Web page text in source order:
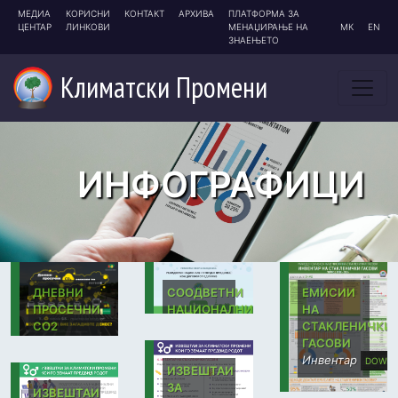
МЕДИА
ЦЕНТАР
КОРИСНИ
ЛИНКОВИ
КОНТАКТ АРХИВА
ПЛАТФОРМА ЗА
МЕНАЏИРАЊЕ НА
ЗНАЕЊЕТО
МК EN
Климатски Промени
ИНФОГРАФИЦИ
ДНЕВНИ
ПРОСЕЧНИ
СО2
ПО
ПАТНИК
Колку
ИЗВЕШТАИ
СООДВЕТНИ
НАЦИОНАЛНИ
ЗА
КЛИМАТСКИ
ПРОМЕНИ
(I)NDC
ИЗВЕШТАИ
ЗА
ЕМИСИИ
НА
СТАКЛЕНИЧКИ
ГАСОВИ
Инвентар